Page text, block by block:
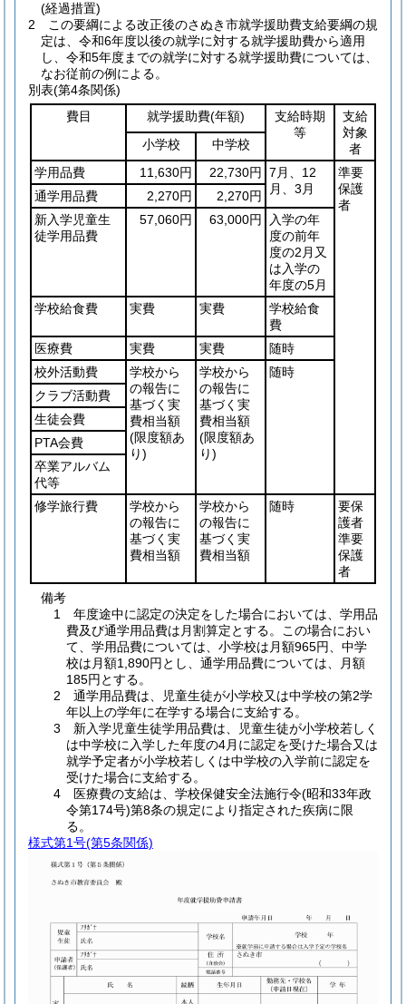
(経過措置)
2
この要綱による改正後のさぬき市就学援助費支給要綱の規
定は、令和6年度以後の就学に対する就学援助費から適用
し、令和5年度までの就学に対する就学援助費については、
なお従前の例による。
別表(第4条関係)
費目
就学援助費(年額)
支給時期
等
支給
対象
者
小学校
中学校
学用品費
11,630円 22,730円
7月、12
月、3月
準要
保護
者
通学用品費 2,270円
2,270円
新入学児童生
徒学用品費
57,060円 63,000円
入学の年
度の前年
度の2月又
は入学の
年度の5月
学校給食費
実費 実費
学校給食
費
医療費
実費 実費
随時
校外活動費
学校から
の報告に
基づく実
費相当額
(限度額あ
り)
学校から
の報告に
基づく実
費相当額
(限度額あ
り)
随時
クラブ活動費
生徒会費
PTA会費
卒業アルバム
代等
修学旅行費
学校から
の報告に
基づく実
費相当額
学校から
の報告に
基づく実
費相当額
随時
要保
護者
準要
保護
者
備考
1 年度途中に認定の決定をした場合においては、学用品
費及び通学用品費は月割算定とする。この場合におい
て、学用品費については、小学校は月額965円、中学
校は月額1,890円とし、通学用品費については、月額
185円とする。
2 通学用品費は、児童生徒が小学校又は中学校の第2学
年以上の学年に在学する場合に支給する。
3 新入学児童生徒学用品費は、児童生徒が小学校若しく
は中学校に入学した年度の4月に認定を受けた場合又は
就学予定者が小学校若しくは中学校の入学前に認定を
受けた場合に支給する。
4 医療費の支給は、学校保健安全法施行令(昭和33年政
令第174号)第8条の規定により指定された疾病に限
る。
様式第1号(第5条関係)